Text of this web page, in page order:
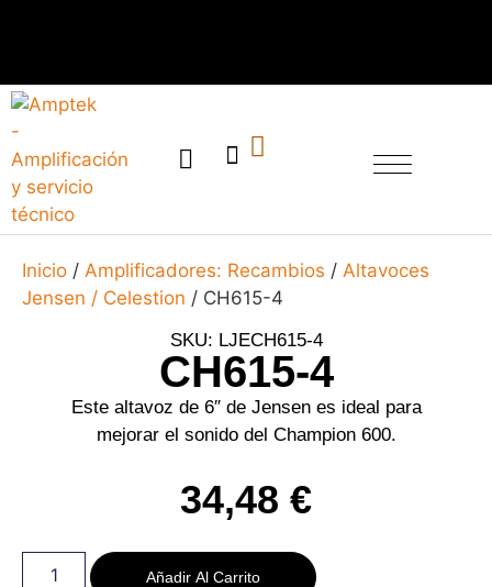
Inicio / Amplificadores: Recambios / Altavoces
Jensen / Celestion / CH615-4
SKU: LJECH615-4
CH615-4
Este altavoz de 6″ de Jensen es ideal para
mejorar el sonido del Champion 600.
34,48 €
Añadir Al Carrito